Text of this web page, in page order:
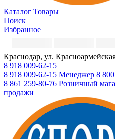
Каталог Товары
Поиск
Избранное
Краснодар, ул.
8 918 009-62-15
8 918 009-62-15 Менеджер 8
8 861 259-80-76 Розничный
продажи